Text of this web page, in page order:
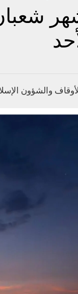
والشؤون الإسلامية أن فاتح